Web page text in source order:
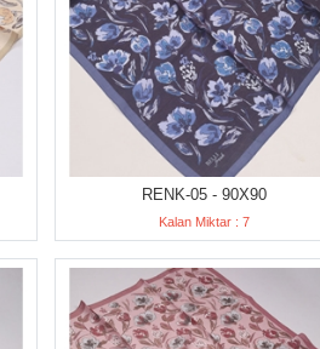
RENK-05 - 90X90
Kalan Miktar : 7